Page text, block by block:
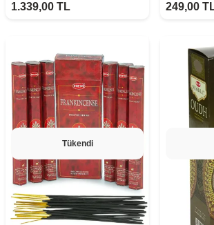
1.339,00 TL 249,00
Tükendi